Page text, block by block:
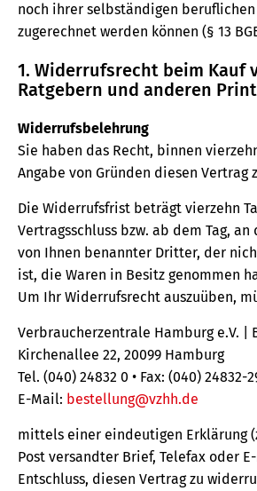
noch ihrer selbständigen
zugerechnet werden können (§ 13
1. Widerrufsrecht beim Kauf
Ratgebern und anderen
Widerrufsbelehrung
Sie haben das Recht, binnen
Angabe von Gründen diesen Vertrag
Die Widerrufsfrist beträgt vierzehn
Vertragsschluss bzw. ab dem Tag,
von Ihnen benannter Dritter, der
ist, die Waren in Besitz genommen
Um Ihr Widerrufsrecht auszuüben,
Verbraucherzentrale Hamburg e.V. |
Kirchenallee 22, 20099 Hamburg
Tel. (040) 24832 0 • Fax: (040) 24832-
E-Mail: bestellung@vzhh.de
mittels einer eindeutigen Erklärung
Post versandter Brief, Telefax oder
Entschluss, diesen Vertrag zu